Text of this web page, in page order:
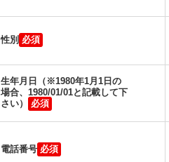
性別
生年月日（※1980年1月1日の
場合、1980/01/01と記載して下
さい）
電話番号